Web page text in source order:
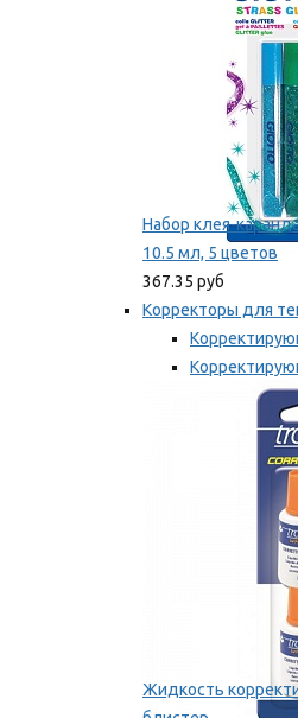
Набор клея-
10.5 мл, 5 цветов
367.35 руб
Корректоры для
Мы рекомендуем
Жидкость